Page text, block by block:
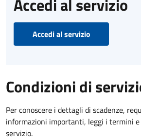
Accedi al servizio
Accedi al servizio
Condizioni di
Per conoscere i dettagli di scadenze,
informazioni importanti, leggi i termini e
servizio.